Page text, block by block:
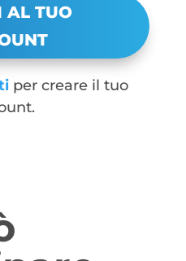
AL TUO
per creare il tuo